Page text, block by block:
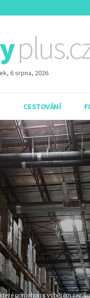
6 srpna, 2026
CESTOVÁNÍ
pomohou s výběrem